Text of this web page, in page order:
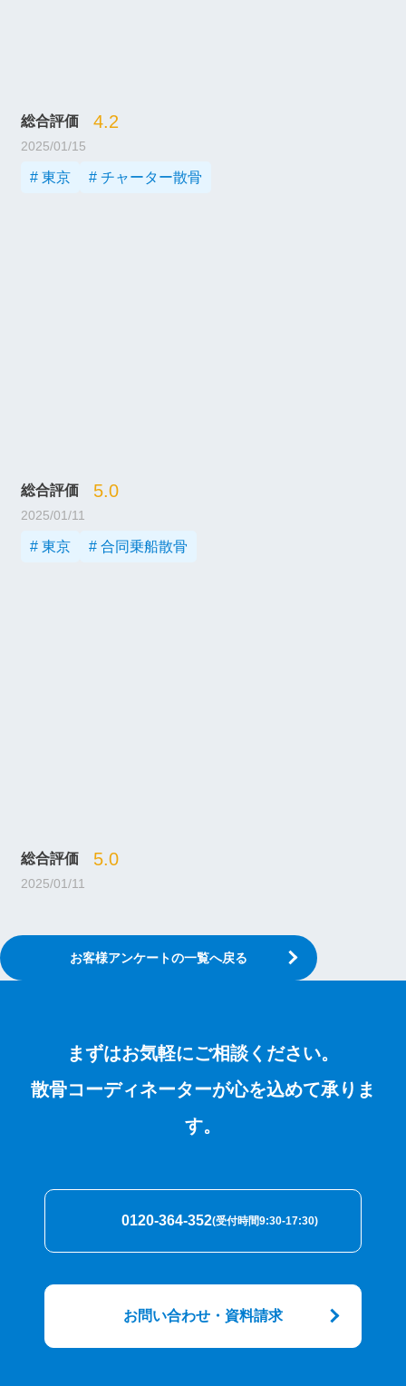
総合評価 4.2
2025/01/15
# 東京 # チャーター散骨
総合評価 5.0
2025/01/11
# 東京 # 合同乗船散骨
総合評価 5.0
2025/01/11
お客様アンケートの一覧へ戻る
まずはお気軽にご相談ください。
散骨コーディネーターが心を込めて承りま
す。
0120-364-352(受付時間9:30-17:30)
お問い合わせ・資料請求